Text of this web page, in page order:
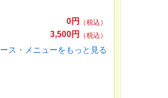
0円
（税込）
3,500円
（税込）
ス・メニューをもっと見る